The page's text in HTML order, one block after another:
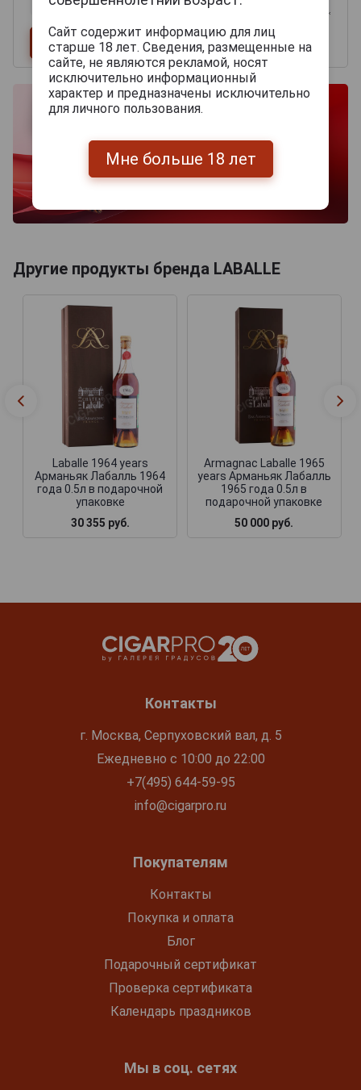
Другие продукты бренда LABALLE
Laballe 1964 years
Арманьяк Лабалль 1964
года 0.5л в подарочной
упаковке
30 355 руб.
Armagnac Laballe 1965
years Арманьяк Лабалль
1965 года 0.5л в
подарочной упаковке
50 000 руб.
Контакты
г. Москва, Серпуховский вал, д. 5
Ежедневно с 10:00 до 22:00
+7(495) 644-59-95
info@cigarpro.ru
Покупателям
Контакты
Покупка и оплата
Блог
Подарочный сертификат
Проверка сертификата
Календарь праздников
Мы в соц. сетях
Сайт содержит информацию для лиц
старше 18 лет. Сведения, размещенные на
сайте, не являются рекламой, носят
исключительно информационный
характер и предназначены исключительно
для личного пользования.
Мне больше 18 лет